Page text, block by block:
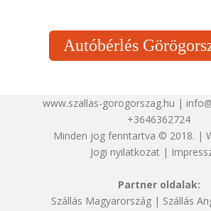
Autóbérlés
www.szallas-gorogorszag.hu |
+3646362724
Minden jog fenntartva © 2018. |
Jogi nyilatkozat|
Partner oldalak:
Szállás Magyarország| Szállás